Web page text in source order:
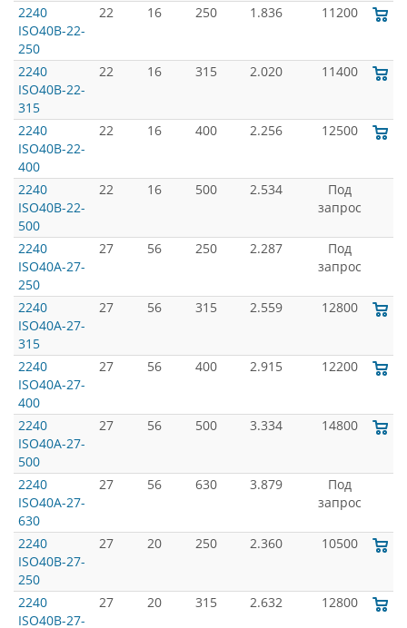
2240
ISO40B-22-
250
22 16 250 1.836 11200
2240
ISO40B-22-
315
22 16 315 2.020 11400
2240
ISO40B-22-
400
22 16 400 2.256 12500
2240
ISO40B-22-
500
22 16 500 2.534
Под
запрос
2240
ISO40A-27-
250
27 56 250 2.287
Под
запрос
2240
ISO40A-27-
315
27 56 315 2.559 12800
2240
ISO40A-27-
400
27 56 400 2.915 12200
2240
ISO40A-27-
500
27 56 500 3.334 14800
2240
ISO40A-27-
630
27 56 630 3.879
Под
запрос
2240
ISO40B-27-
250
27 20 250 2.360 10500
2240
ISO40B-27-
27 20 315 2.632 12800